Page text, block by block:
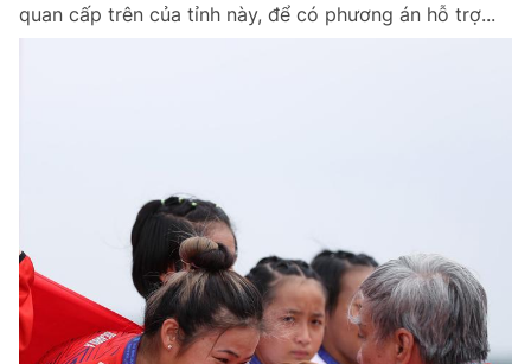
quan cấp trên của tỉnh này, để có phương án hỗ trợ...